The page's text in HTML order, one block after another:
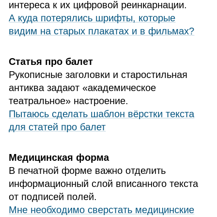
интереса к их цифровой реинкарнации.
А куда потерялись шрифты, которые
видим на старых плакатах и в фильмах?
Статья про балет
Рукописные заголовки и старостильная
антиква задают «академическое
театральное» настроение.
Пытаюсь сделать шаблон вёрстки текста
для статей про балет
Медицинская форма
В печатной форме важно отделить
информационный слой вписанного текста
от подписей полей.
Мне необходимо сверстать медицинские